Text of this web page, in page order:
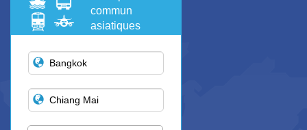
commun
asiatiques